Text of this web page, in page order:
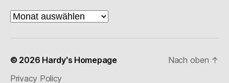
Archives
© 2026 Hardy's Homepage
Privacy Policy
Nach oben ↑